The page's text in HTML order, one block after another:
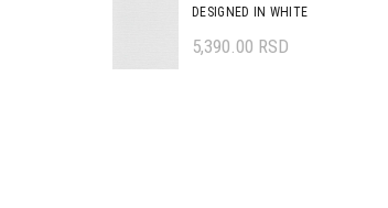
DESIGNED IN WHITE
5,390.00 RSD